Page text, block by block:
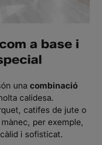
a base i
una combinació
calidesa.
catifes de jute o
per exemple,
i sofisticat.